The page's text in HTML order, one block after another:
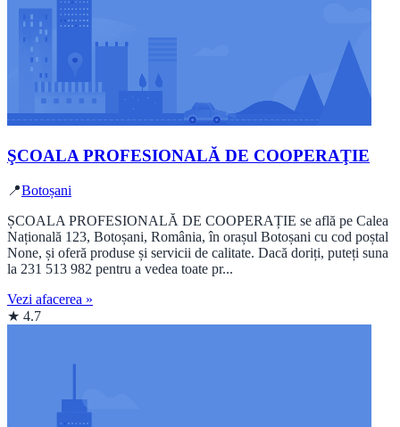
ŞCOALA PROFESIONALĂ DE COOPERAŢIE
📍Botoșani
ȘCOALA PROFESIONALĂ DE COOPERAȚIE se află pe Calea
Națională 123, Botoșani, România, în orașul Botoșani cu cod poștal
None, și oferă produse și servicii de calitate. Dacă doriți, puteți suna
la 231 513 982 pentru a vedea toate pr...
Vezi afacerea »
★ 4.7